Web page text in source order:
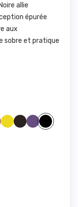
allie
épurée
aux
sobre et pratique
SIMILI JAUNE 446 SIMILI JAUNE 475 SIMILISIMILI MAUVE 328SIMILI NOIR 1000